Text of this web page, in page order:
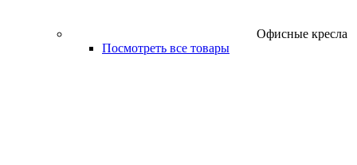
Офисные кресла
Посмотреть все товары